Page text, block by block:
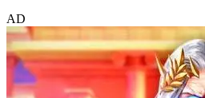
AD